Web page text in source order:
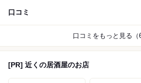
口コミ
口コミをもっと見る（6
[PR] 近くの居酒屋のお店